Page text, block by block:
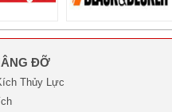
ĐỠ
Thủy Lực